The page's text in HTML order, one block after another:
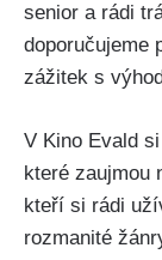
senior a rádi
doporučujeme
zážitek s
V Kino Evald
které zaujmou
kteří si rádi
rozmanité